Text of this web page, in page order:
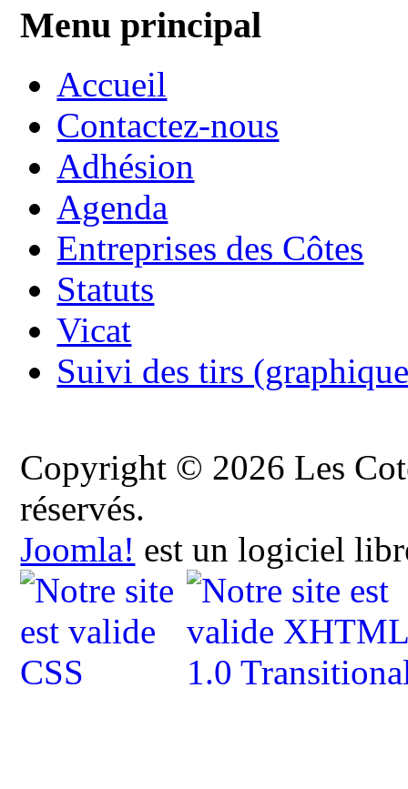
Menu principal
Accueil
Contactez-nous
Adhésion
Agenda
Entreprises des Côtes
Statuts
Vicat
Suivi des tirs
Copyright © 2026 Les
réservés.
Joomla! est un logiciel